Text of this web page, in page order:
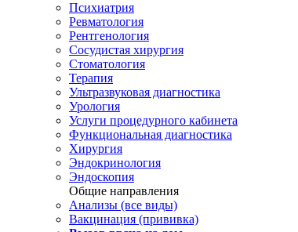
Психиатрия
Ревматология
Рентгенология
Сосудистая хирургия
Стоматология
Терапия
Ультразвуковая диагностика
Урология
Услуги процедурного кабинета
Функциональная диагностика
Хирургия
Эндокринология
Эндоскопия
Общие направления
Анализы (все виды)
Вакцинация (прививка)